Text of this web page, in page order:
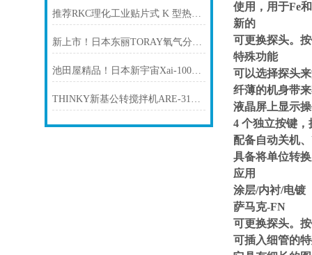
推荐RKC理化工业贴片式 K 型热电偶温度传感器ST-50
新上市！日本东丽TORAY氧气分析仪新型号RF-400-01氧化锆氧浓度计
池田屋精品！日本新宇宙Xai-1000STII气体检测仪自动点检台
THINKY新基公转搅拌机ARE-312 池田屋实业
使用，用于Fe
新的
可更换探头。
特殊功能
可以选择探头
纤薄的机身带
液晶屏上显示
4 个独立按键
配备自动关机
具备将单位转
应用
涂层/内衬/电镀
萨马克-FN
可更换探头。
可插入细管的